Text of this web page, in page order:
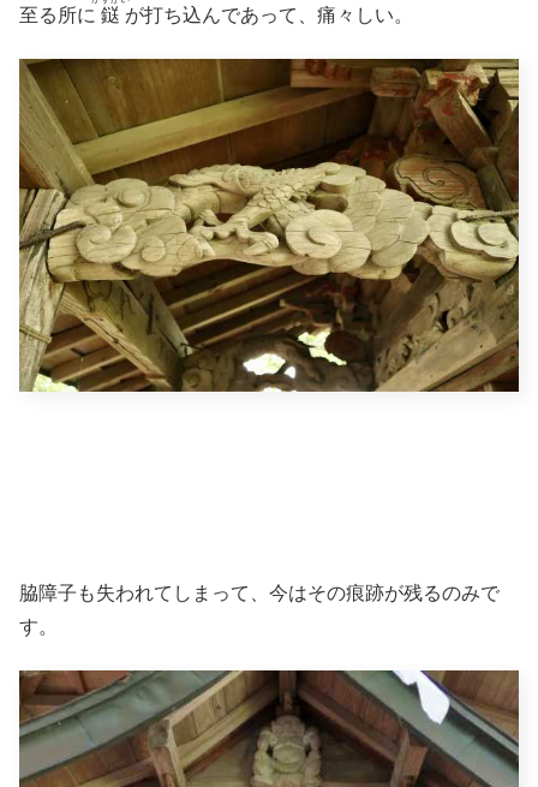
至る所に 鎹 が打ち込んであって、痛々しい。
脇障子も失われてしまって、今はその痕跡が残るのみで
す。